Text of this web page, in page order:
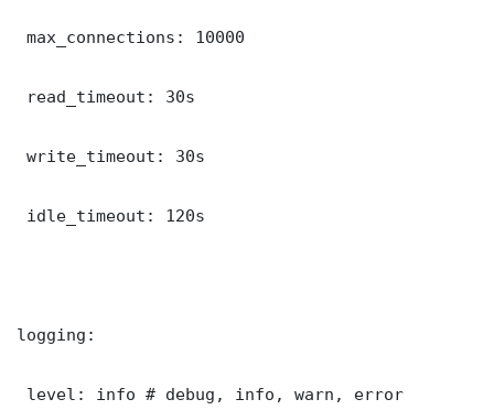
max_connections: 10000
read_timeout: 30s
write_timeout: 30s
idle_timeout: 120s
logging:
level: info # debug, info, warn, error